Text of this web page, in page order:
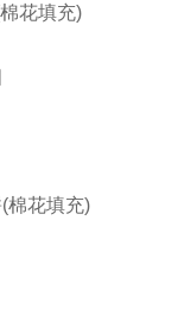
花填充)
棉花填充)